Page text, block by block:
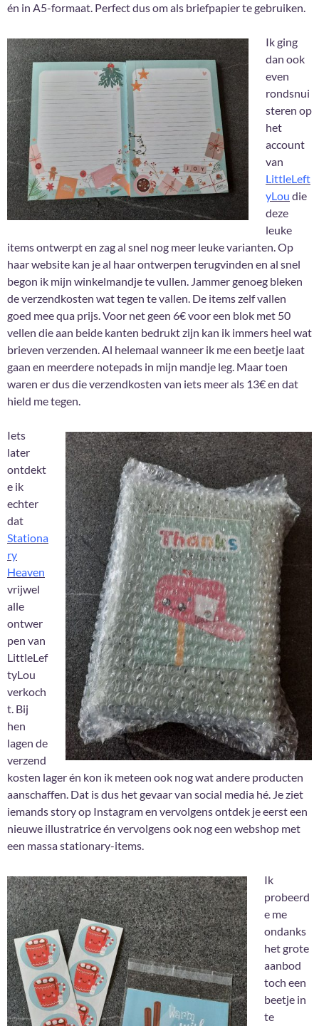
én in A5-formaat. Perfect dus om als briefpapier te gebruiken.
Ik ging
dan ook
even
rondsnui
steren op
het
account
van
LittleLeft
yLou die
deze
leuke
items ontwerpt en zag al snel nog meer leuke varianten. Op
haar website kan je al haar ontwerpen terugvinden en al snel
begon ik mijn winkelmandje te vullen. Jammer genoeg bleken
de verzendkosten wat tegen te vallen. De items zelf vallen
goed mee qua prijs. Voor net geen 6€ voor een blok met 50
vellen die aan beide kanten bedrukt zijn kan ik immers heel wat
brieven verzenden. Al helemaal wanneer ik me een beetje laat
gaan en meerdere notepads in mijn mandje leg. Maar toen
waren er dus die verzendkosten van iets meer als 13€ en dat
hield me tegen.
Iets
later
ontdekt
e ik
echter
dat
Stationa
ry
Heaven
vrijwel
alle
ontwer
pen van
LittleLef
tyLou
verkoch
t. Bij
hen
lagen de
verzend
kosten lager én kon ik meteen ook nog wat andere producten
aanschaffen. Dat is dus het gevaar van social media hé. Je ziet
iemands story op Instagram en vervolgens ontdek je eerst een
nieuwe illustratrice én vervolgens ook nog een webshop met
een massa stationary-items.
Ik
probeerd
e me
ondanks
het grote
aanbod
toch een
beetje in
te